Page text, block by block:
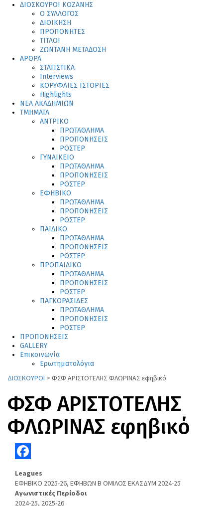
ΔΙΟΣΚΟΥΡΟΙ ΚΟΖΑΝΗΣ
Ο ΣΥΛΛΟΓΟΣ
ΔΙΟΙΚΗΣΗ
ΠΡΟΠΟΝΗΤΕΣ
ΤΙΤΛΟΙ
ΖΩΝΤΑΝΗ ΜΕΤΑΔΟΣΗ
ΑΡΘΡΑ
ΣΤΑΤΙΣΤΙΚΑ
Interviews
ΚΟΡΥΦΑΙΕΣ ΙΣΤΟΡΙΕΣ
Highlights
ΝΕΑ ΑΚΑΔΗΜΙΩΝ
ΤΜΗΜΑΤΑ
ΑΝΤΡΙΚΟ
ΠΡΩΤΑΘΛΗΜΑ
ΠΡΟΠΟΝΗΣΕΙΣ
ΡΟΣΤΕΡ
ΓΥΝΑΙΚΕΙΟ
ΠΡΩΤΑΘΛΗΜΑ
ΠΡΟΠΟΝΗΣΕΙΣ
ΡΟΣΤΕΡ
ΕΦΗΒΙΚΟ
ΠΡΩΤΑΘΛΗΜΑ
ΠΡΟΠΟΝΗΣΕΙΣ
ΡΟΣΤΕΡ
ΠΑΙΔΙΚΟ
ΠΡΩΤΑΘΛΗΜΑ
ΠΡΟΠΟΝΗΣΕΙΣ
ΡΟΣΤΕΡ
ΠΡΟΠΑΙΔΙΚΟ
ΠΡΩΤΑΘΛΗΜΑ
ΠΡΟΠΟΝΗΣΕΙΣ
ΡΟΣΤΕΡ
ΠΑΓΚΟΡΑΣΙΔΕΣ
ΠΡΩΤΑΘΛΗΜΑ
ΠΡΟΠΟΝΗΣΕΙΣ
ΡΟΣΤΕΡ
ΠΡΟΠΟΝΗΣΕΙΣ
GALLERY
Επικοινωνία
Ερωτηματολόγια
ΔΙΟΣΚΟΥΡΟΙ > ΦΣΦ ΑΡΙΣΤΟΤΕΛΗΣ ΦΛΩΡΙΝΑΣ εφηβικό
ΦΣΦ ΑΡΙΣΤΟΤΕΛΗΣ
ΦΛΩΡΙΝΑΣ εφηβικό
Leagues
ΕΦΗΒΙΚΟ 2025-26, ΕΦΗΒΩΝ Β ΟΜΙΛΟΣ ΕΚΑΣΔΥΜ 2024-25
Αγωνιστικές Περίοδοι
2024-25, 2025-26